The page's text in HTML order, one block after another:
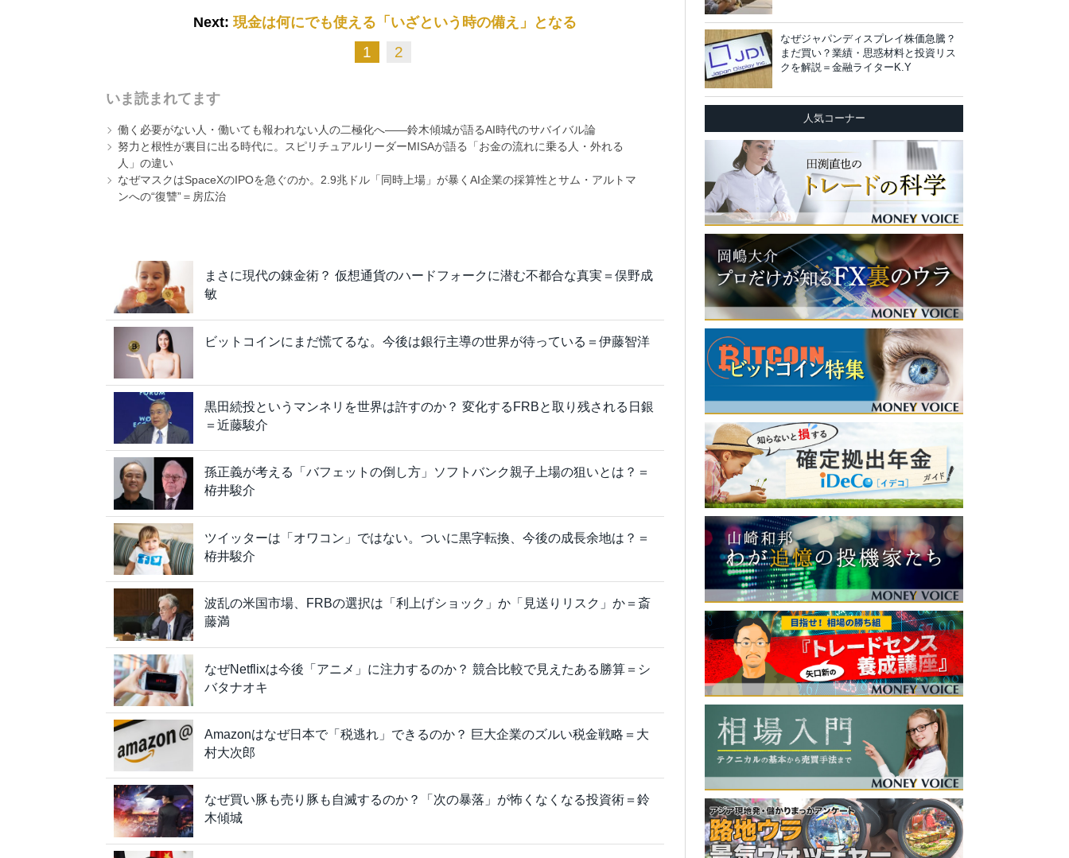
Next: 現金は何にでも使える「いざという時の備え」となる
1 2
いま読まれてます
働く必要がない人・働いても報われない人の二極化へ――鈴木傾城が語るAI時代のサバイバル論
努力と根性が裏目に出る時代に。スピリチュアルリーダーMISAが語る「お金の流れに乗る人・外れる
人」の違い
なぜマスクはSpaceXのIPOを急ぐのか。2.9兆ドル「同時上場」が暴くAI企業の採算性とサム・アルトマ
ンへの“復讐”＝房広治
まさに現代の錬金術？ 仮想通貨のハードフォークに潜む不都合な真実＝俣野成
敏
ビットコインにまだ慌てるな。今後は銀行主導の世界が待っている＝伊藤智洋
黒田続投というマンネリを世界は許すのか？ 変化するFRBと取り残される日銀
＝近藤駿介
孫正義が考える「バフェットの倒し方」ソフトバンク親子上場の狙いとは？＝
栫井駿介
ツイッターは「オワコン」ではない。ついに黒字転換、今後の成長余地は？＝
栫井駿介
波乱の米国市場、FRBの選択は「利上げショック」か「見送りリスク」か＝斎
藤満
なぜNetflixは今後「アニメ」に注力するのか？ 競合比較で見えたある勝算＝シ
バタナオキ
Amazonはなぜ日本で「税逃れ」できるのか？ 巨大企業のズルい税金戦略＝大
村大次郎
なぜ買い豚も売り豚も自滅するのか？「次の暴落」が怖くなくなる投資術＝鈴
木傾城
なぜジャパンディスプレイ株価急騰？
まだ買い？業績・思惑材料と投資リス
クを解説＝金融ライターK.Y
人気コーナー